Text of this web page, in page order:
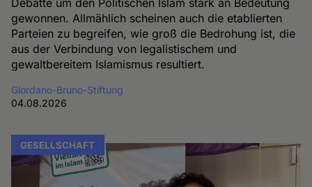
Debatte um den Politischen Islam stark an Bedeutung
gewonnen. Allmählich scheinen auch die etablierten
Parteien zu begreifen, wie groß die Bedrohung ist, die
aus der Verbindung von legalistischem und
gewaltbereitem Islamismus resultiert.
Giordano-Bruno-Stiftung
04.08.2026
GESELLSCHAFT